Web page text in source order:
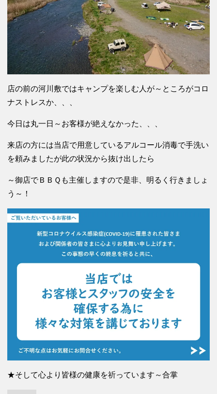
店の前の河川敷ではキャンプを楽しむ人が～ところがコロ
ナストレスか、、、
今日は丸一日～お客様が絶えなかった、、、
来店の方には当店で用意しているアルコール消毒で手洗い
を頼みましたが此の状況から抜け出したら
～御店でＢＢＱも主催しますので是非、明るく行きましょ
う～！
★そして心より皆様の健康を祈っています～合掌